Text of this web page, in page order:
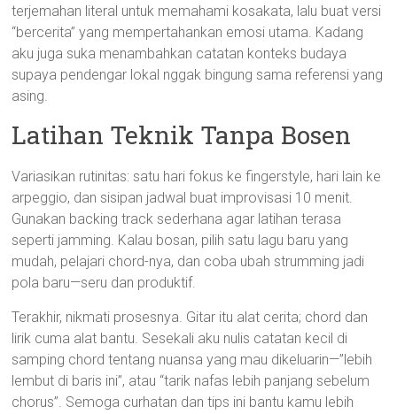
terjemahan literal untuk memahami kosakata, lalu buat versi
“bercerita” yang mempertahankan emosi utama. Kadang
aku juga suka menambahkan catatan konteks budaya
supaya pendengar lokal nggak bingung sama referensi yang
asing.
Latihan Teknik Tanpa Bosen
Variasikan rutinitas: satu hari fokus ke fingerstyle, hari lain ke
arpeggio, dan sisipan jadwal buat improvisasi 10 menit.
Gunakan backing track sederhana agar latihan terasa
seperti jamming. Kalau bosan, pilih satu lagu baru yang
mudah, pelajari chord-nya, dan coba ubah strumming jadi
pola baru—seru dan produktif.
Terakhir, nikmati prosesnya. Gitar itu alat cerita; chord dan
lirik cuma alat bantu. Sesekali aku nulis catatan kecil di
samping chord tentang nuansa yang mau dikeluarin—”lebih
lembut di baris ini”, atau “tarik nafas lebih panjang sebelum
chorus”. Semoga curhatan dan tips ini bantu kamu lebih